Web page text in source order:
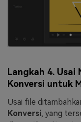
Langkah 4. Usai
Konversi untuk
Usai file
Konversi, yang